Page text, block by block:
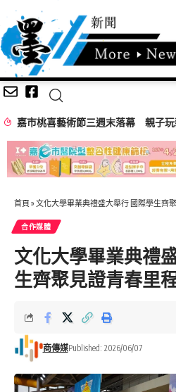
首頁 » 文化大學畢業典禮盛大舉行 國際學生齊
合作媒體
文化大學畢業典禮
生齊聚見證青春里
商傳媒Published: 2026/06/07